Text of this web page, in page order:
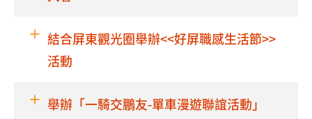
結合屏東觀光圈舉辦<<好屏職感生活節>>
活動
舉辦「一騎交鵬友-單車漫遊聯誼活動」